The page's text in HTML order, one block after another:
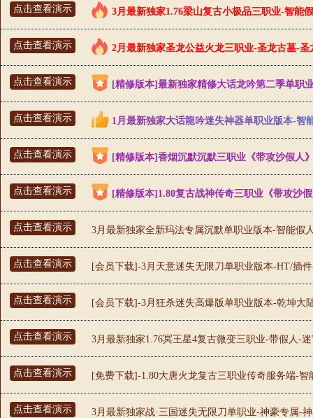
点击查看演示 3月最新独家1.76梁山复古小极品三职业-智能
点击查看演示 2月最新独家圣龙公益火龙三职业-圣龙古墓-
点击查看演示 [精修版本]最新独家精修大话龙吟第二季单职
点击查看演示 1月最新独家大话龍吟迷失神器单职业版本-
点击查看演示 [精修版本]香烟沉默沉默三职业《带攻沙假人
点击查看演示 [精修版本]1.80复古战神传奇三职业《带攻沙
点击查看演示 3月最新独家全新玛法专属沉默单职业版本-智能假
点击查看演示 [会员下载]-3月天意迷失无限刀单职业版本-HT/插
点击查看演示 [会员下载]-3月狂杀迷失高爆版单职业版本-乾坤大
点击查看演示 3月最新独家1.76冥王星4复古微变三职业-带假人-
点击查看演示 [免费下载]-1.80大唐火龙复古三职业传奇服务端-
点击查看演示 3月最新独家战·三国迷失无限刀单职业-神豪专属-